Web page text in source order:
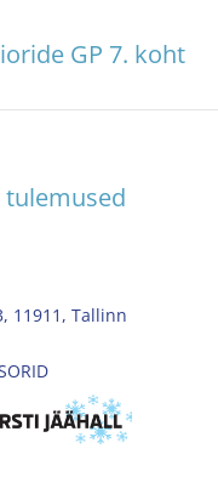
GP 7. koht
tulemused
11911, Tallinn